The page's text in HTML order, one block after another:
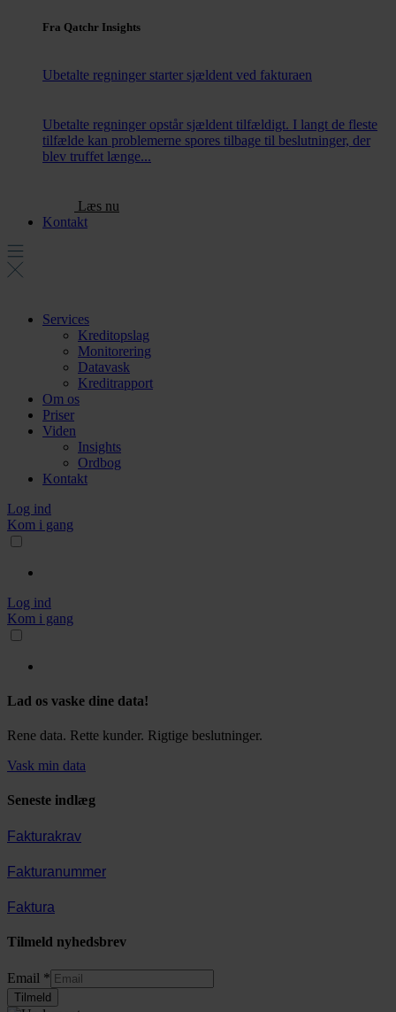
Fra Qatchr Insights
Ubetalte regninger starter sjældent ved fakturaen
Ubetalte regninger opstår sjældent tilfældigt. I langt de fleste
tilfælde kan problemerne spores tilbage til beslutninger, der
blev truffet længe...
Læs nu
Kontakt
Services
Kreditopslag
Monitorering
Datavask
Kreditrapport
Om os
Priser
Viden
Insights
Ordbog
Kontakt
Log ind
Kom i gang
Log ind
Kom i gang
Lad os vaske dine data!
Rene data. Rette kunder. Rigtige beslutninger.
Vask min data
Seneste indlæg
Fakturakrav
Fakturanummer
Faktura
Tilmeld nyhedsbrev
Email
Email *
Tilmeld